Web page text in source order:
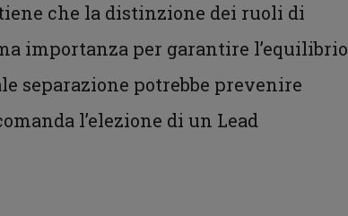
che la distinzione dei ruoli di
importanza per garantire l’equilibrio
separazione potrebbe prevenire
l’elezione di un Lead